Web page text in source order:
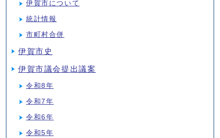
伊賀市について
統計情報
市町村合併
伊賀市史
伊賀市議会提出議案
令和8年
令和7年
令和6年
令和5年